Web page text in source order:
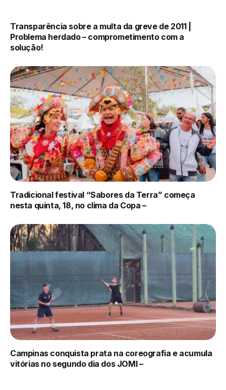
Transparência sobre a multa da greve de 2011 |
Problema herdado – comprometimento com a
solução!
Tradicional festival “Sabores da Terra” começa
nesta quinta, 18, no clima da Copa –
Campinas conquista prata na coreografia e acumula
vitórias no segundo dia dos JOMI –